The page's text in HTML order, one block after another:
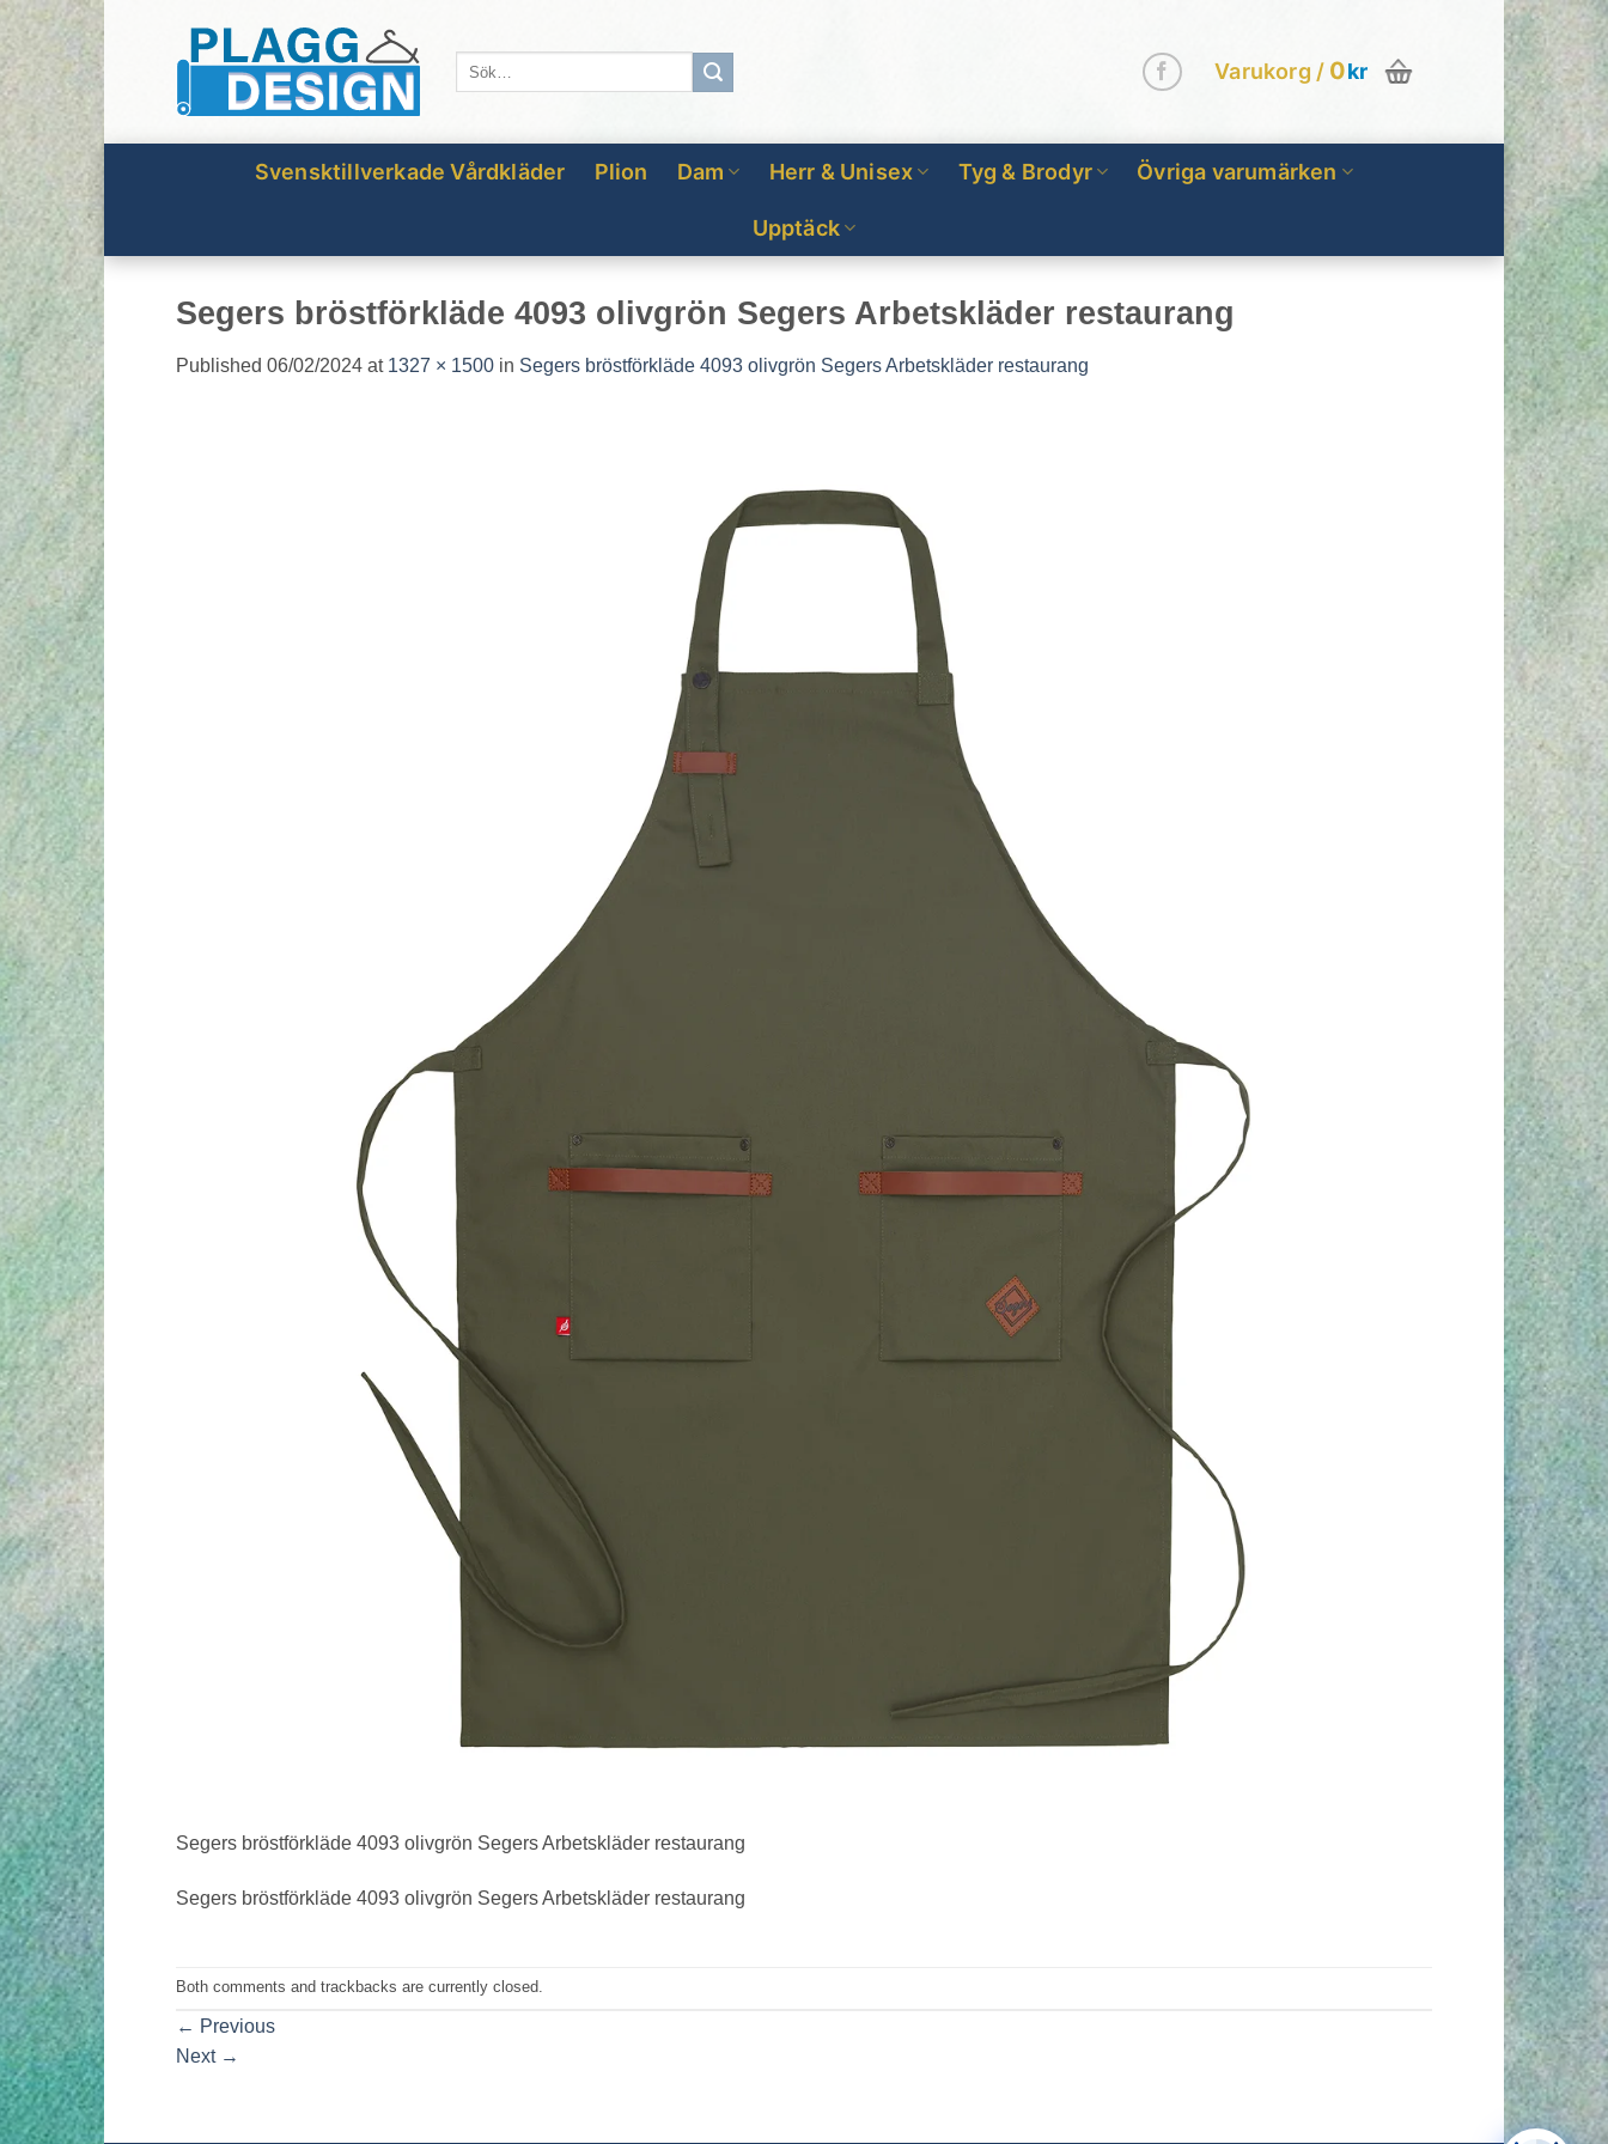
content
Varukorg / 0kr
Svensktillverkade Vårdkläder Plion Dam Herr & Unisex Tyg & Brodyr Övriga varumärken
Upptäck
Segers bröstförkläde 4093 olivgrön Segers Arbetskläder restaurang
Published 06/02/2024 at 1327 × 1500 in Segers bröstförkläde 4093 olivgrön Segers Arbetskläder restaurang
Segers bröstförkläde 4093 olivgrön Segers Arbetskläder restaurang
Segers bröstförkläde 4093 olivgrön Segers Arbetskläder restaurang
Both comments and trackbacks are currently closed.
← Previous
Next →